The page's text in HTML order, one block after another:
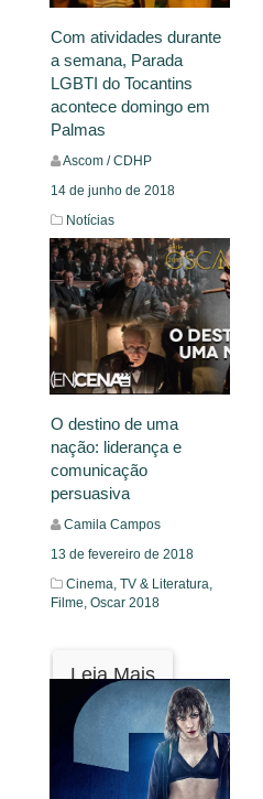
Com atividades durante
a semana, Parada
LGBTI do Tocantins
acontece domingo em
Palmas
Ascom / CDHP
14 de junho de 2018
Notícias
Leia Mais
O destino de uma
nação: liderança e
comunicação
persuasiva
Camila Campos
13 de fevereiro de 2018
Cinema, TV & Literatura,
Filme, Oscar 2018
Leia Mais